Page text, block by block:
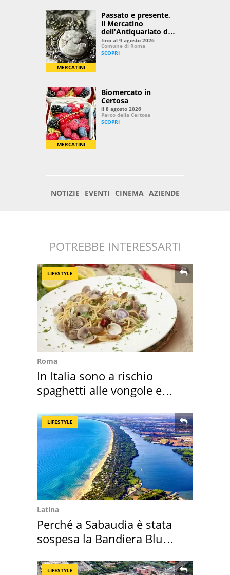
POTREBBE INTERESSARTI
LIFESTYLE
Roma
In Italia sono a rischio
spaghetti alle vongole e
LIFESTYLE
Latina
Perché a Sabaudia è stata
sospesa la Bandiera Blu
LIFESTYLE